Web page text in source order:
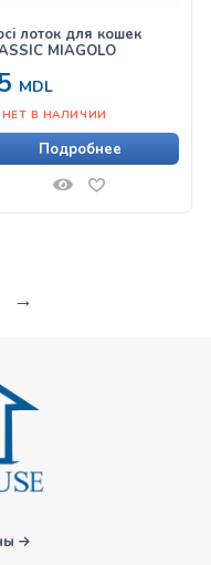
для кошек
MIAGOLO
MDL
НЕТ В НАЛИЧИИ
Подробнее
→